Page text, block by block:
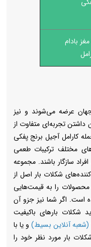
بادام
عرضه می‌شوند و نیز
داشتن تجربه‌ای متفاوت از
کارامل آجیل برنج پفکی
مختلف ترکیبات طعمی
سازگار باشند. مجموعه
شکلات بار اصل از
را به قیمت‌هایی
است. اگر شما نیز جزو آن
شکلات بارهای باکیفیت
(شعبه آنلاین بسیط)و یا با
بار مورد نظر خود را